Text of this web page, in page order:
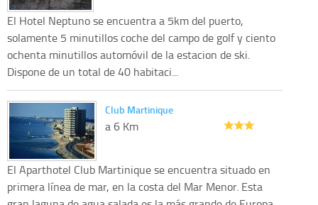
El Hotel Neptuno se encuentra a 5km del puerto,
solamente 5 minutillos coche del campo de golf y ciento
ochenta minutillos automóvil de la estacion de ski.
Dispone de un total de 40 habitaci...
Club Martinique
a 6 Km
El Aparthotel Club Martinique se encuentra situado en
primera línea de mar, en la costa del Mar Menor. Esta